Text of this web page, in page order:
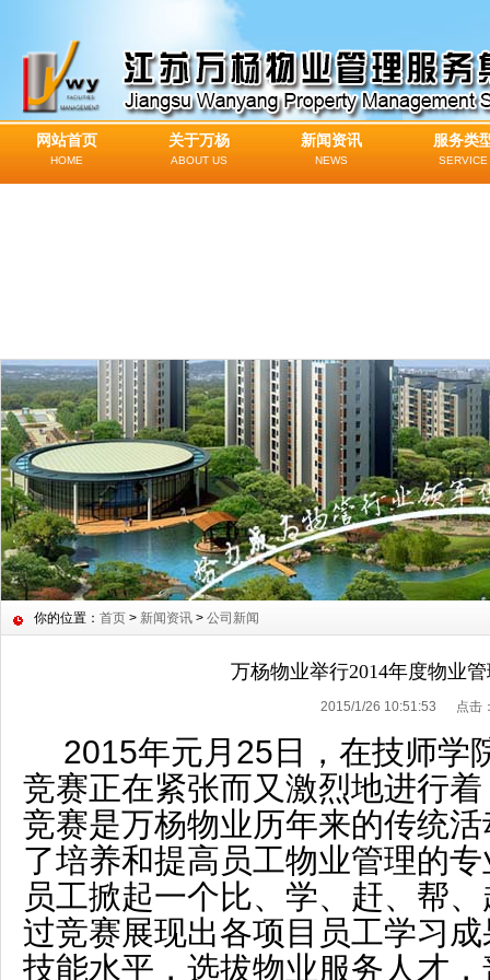
网站首页
HOME
关于万杨
ABOUT US
新闻资讯
NEWS
服务类
SERVICE
你的位置： 首页 > 新闻资讯 > 公司新闻
万杨物业举行2014年度物业
2015/1/26 10:51:53 点击
2015年元月25日，在技师学
竞赛正在紧张而又激烈地进行
竞赛是万杨物业历年来的传统
了培养和提高员工物业管理的
员工掀起一个比、学、赶、帮
过竞赛展现出各项目员工学习
技能水平，选拔物业服务人才